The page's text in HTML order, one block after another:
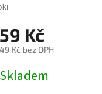
59 Kč
49 Kč bez DPH
cena:
Skladem